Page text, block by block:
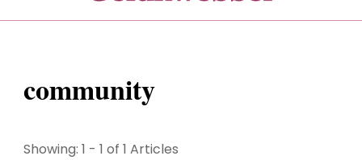
Geldkwebbel
community
Showing: 1 - 1 of 1 Articles